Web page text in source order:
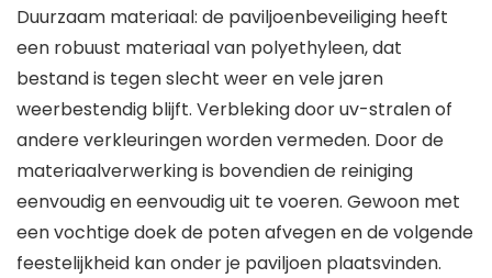
Duurzaam materiaal: de paviljoenbeveiliging heeft
een robuust materiaal van polyethyleen, dat
bestand is tegen slecht weer en vele jaren
weerbestendig blijft. Verbleking door uv-stralen of
andere verkleuringen worden vermeden. Door de
materiaalverwerking is bovendien de reiniging
eenvoudig en eenvoudig uit te voeren. Gewoon met
een vochtige doek de poten afvegen en de volgende
feestelijkheid kan onder je paviljoen plaatsvinden.